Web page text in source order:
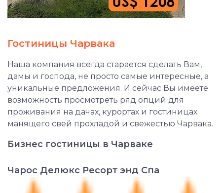
Гостиницы Чарвака
Наша компания всегда старается сделать Вам,
дамы и господа, не просто самые интересные, а
уникальные предложения. И сейчас Вы имеете
возможность просмотреть ряд опций для
проживания на дачах, курортах и гостиницах
манящего свей прохладой и свежестью Чарвака.
Бизнес гостиницы в Чарваке
Чарос Делюкс Ресорт энд Спа